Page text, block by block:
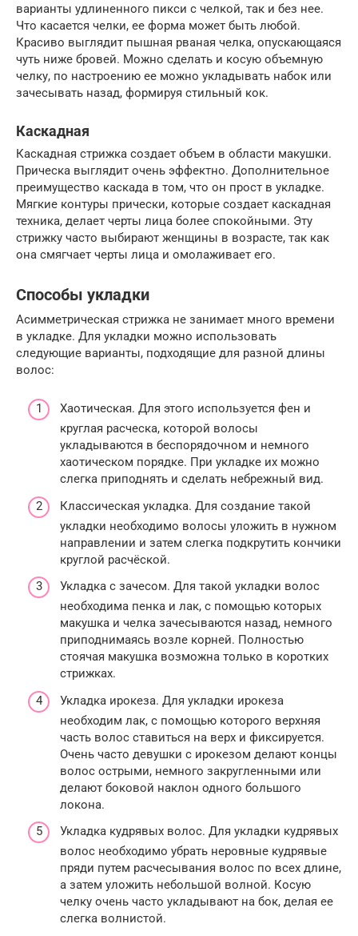
варианты удлиненного пикси с челкой, так и без нее.
Что касается челки, ее форма может быть любой.
Красиво выглядит пышная рваная челка, опускающаяся
чуть ниже бровей. Можно сделать и косую объемную
челку, по настроению ее можно укладывать набок или
зачесывать назад, формируя стильный кок.
Каскадная
Каскадная стрижка создает объем в области макушки.
Прическа выглядит очень эффектно. Дополнительное
преимущество каскада в том, что он прост в укладке.
Мягкие контуры прически, которые создает каскадная
техника, делает черты лица более спокойными. Эту
стрижку часто выбирают женщины в возрасте, так как
она смягчает черты лица и омолаживает его.
Способы укладки
Асимметрическая стрижка не занимает много времени
в укладке. Для укладки можно использовать
следующие варианты, подходящие для разной длины
волос:
Хаотическая. Для этого используется фен и
круглая расческа, которой волосы
укладываются в беспорядочном и немного
хаотическом порядке. При укладке их можно
слегка приподнять и сделать небрежный вид.
Классическая укладка. Для создание такой
укладки необходимо волосы уложить в нужном
направлении и затем слегка подкрутить кончики
круглой расчёской.
Укладка с зачесом. Для такой укладки волос
необходима пенка и лак, с помощью которых
макушка и челка зачесываются назад, немного
приподнимаясь возле корней. Полностью
стоячая макушка возможна только в коротких
стрижках.
Укладка ирокеза. Для укладки ирокеза
необходим лак, с помощью которого верхняя
часть волос ставиться на верх и фиксируется.
Очень часто девушки с ирокезом делают концы
волос острыми, немного закругленными или
делают боковой наклон одного большого
локона.
Укладка кудрявых волос. Для укладки кудрявых
волос необходимо убрать неровные кудрявые
пряди путем расчесывания волос по всех длине,
а затем уложить небольшой волной. Косую
челку очень часто укладывают на бок, делая ее
слегка волнистой.